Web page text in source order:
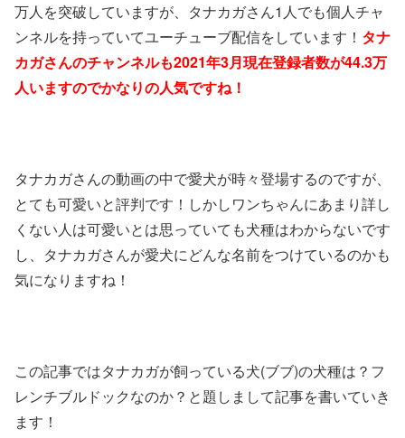
万人を突破していますが、タナカガさん1人でも個人チャ
ンネルを持っていてユーチューブ配信をしています！ タナ
カガさんのチャンネルも2021年3月現在登録者数が44.3万
人いますのでかなりの人気ですね！
タナカガさんの動画の中で愛犬が時々登場するのですが、
とても可愛いと評判です！しかしワンちゃんにあまり詳し
くない人は可愛いとは思っていても犬種はわからないです
し、タナカガさんが愛犬にどんな名前をつけているのかも
気になりますね！
この記事ではタナカガが飼っている犬(ブブ)の犬種は？フ
レンチブルドックなのか？と題しまして記事を書いていき
ます！